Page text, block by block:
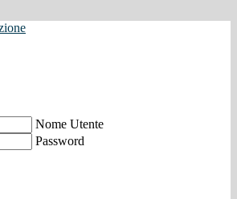
Nome Utente
Password